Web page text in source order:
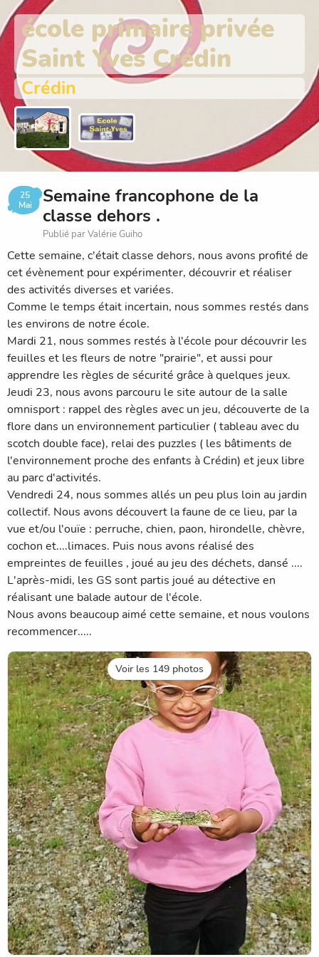
école primaire privée
Saint Yves Crédin
Crédin
25
Mai
Semaine francophone de la
classe dehors .
Publié par Valérie Guiho
Cette semaine, c'était classe dehors, nous avons profité de
cet évènement pour expérimenter, découvrir et réaliser
des activités diverses et variées.
Comme le temps était incertain, nous sommes restés dans
les environs de notre école.
Mardi 21, nous sommes restés à l'école pour découvrir les
feuilles et les fleurs de notre "prairie", et aussi pour
apprendre les règles de sécurité grâce à quelques jeux.
Jeudi 23, nous avons parcouru le site autour de la salle
omnisport : rappel des règles avec un jeu, découverte de la
flore dans un environnement particulier ( tableau avec du
scotch double face), relai des puzzles ( les bâtiments de
l'environnement proche des enfants à Crédin) et jeux libre
au parc d'activités.
Vendredi 24, nous sommes allés un peu plus loin au jardin
collectif. Nous avons découvert la faune de ce lieu, par la
vue et/ou l'ouïe : perruche, chien, paon, hirondelle, chèvre,
cochon et....limaces. Puis nous avons réalisé des
empreintes de feuilles , joué au jeu des déchets, dansé ....
L'après-midi, les GS sont partis joué au détective en
réalisant une balade autour de l'école.
Nous avons beaucoup aimé cette semaine, et nous voulons
recommencer.....
Voir les 149 photos